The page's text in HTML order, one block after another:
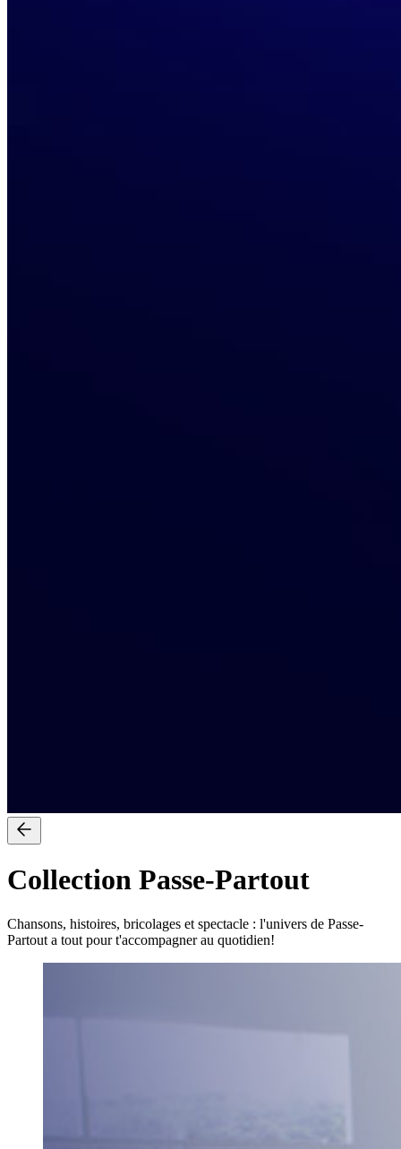
Collection Passe-Partout
Chansons, histoires, bricolages et spectacle : l'univers de Passe-
Partout a tout pour t'accompagner au quotidien!